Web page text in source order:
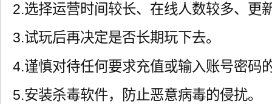
2.选择运营时间较长、在线人数较多、更
3.试玩后再决定是否长期玩下去。
4.谨慎对待任何要求充值或输入账号密码
5.安装杀毒软件，防止恶意病毒的侵扰。